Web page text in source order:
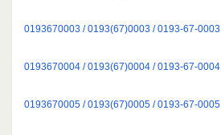
0193670003 / 0193(67)0003 / 0193-67-0003
0193670004 / 0193(67)0004 / 0193-67-0004
0193670005 / 0193(67)0005 / 0193-67-0005